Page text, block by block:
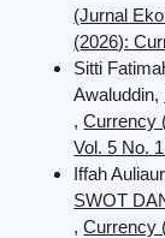
(Jurnal
(2026):
Sitti
Awaluddin,
,Currency
Vol. 5 No.
Iffah
SWOT
,Currency